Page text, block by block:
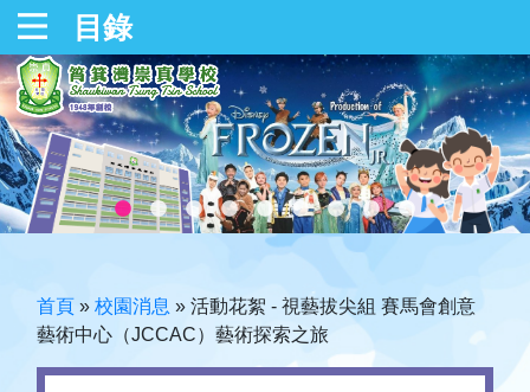
目錄
首頁 » 校園消息 » 活動花絮 - 視藝拔尖組 賽馬會創意
藝術中心（JCCAC）藝術探索之旅